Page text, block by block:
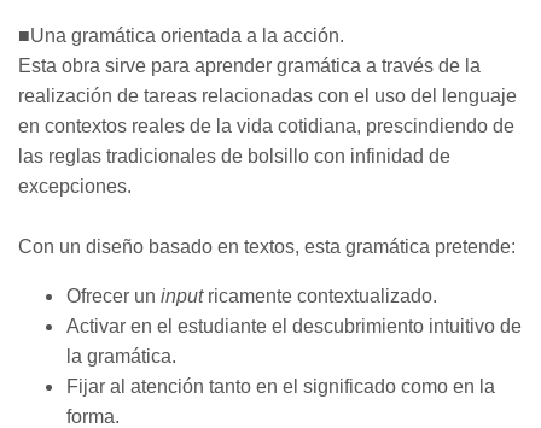
■Una gramática orientada a la acción.
Esta obra sirve para aprender gramática a través de la
realización de tareas relacionadas con el uso del lenguaje
en contextos reales de la vida cotidiana, prescindiendo de
las reglas tradicionales de bolsillo con infinidad de
excepciones.
Con un diseño basado en textos, esta gramática pretende:
Ofrecer un inputricamente contextualizado.
Activar en el estudiante el descubrimiento intuitivo de
la gramática.
Fijar al atención tanto en el significado como en la
forma.